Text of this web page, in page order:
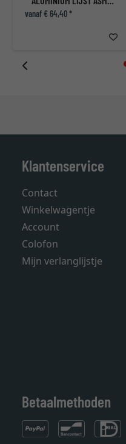
vanaf € 64,40 *
Klantenservice
Contact
Winkelwagentje
Account
Colofon
Mijn verlanglijstje
Betaalmethoden